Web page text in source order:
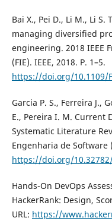
Bai X., Pei D., Li M., Li
managing diversified
engineering. 2018 IEEE
(FIE). IEEE, 2018. P. 1–5.
https://doi.org/10.1109/
Garcia P. S., Ferreira J.,
E., Pereira I. M. Current
Systematic Literature
Engenharia de Software
https://doi.org/10.32782/
Hands-On DevOps
HackerRank: Design,
URL: https://